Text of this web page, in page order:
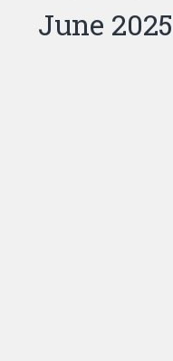
June 2025